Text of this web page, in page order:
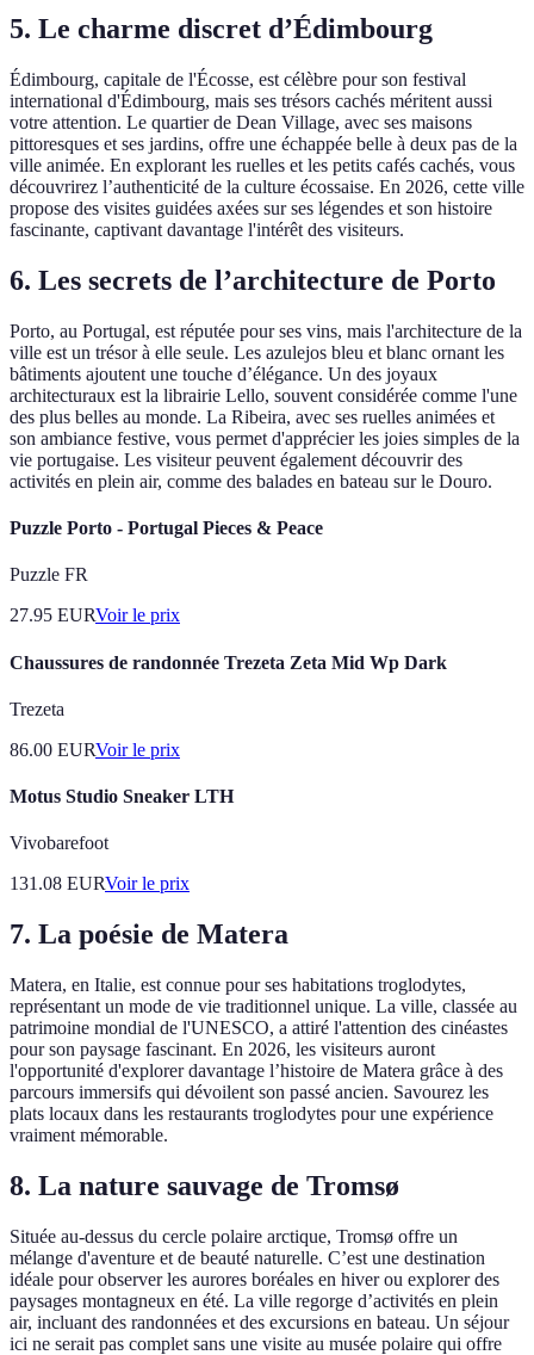
5. Le charme discret d’Édimbourg
Édimbourg, capitale de l'Écosse, est célèbre pour son festival
international d'Édimbourg, mais ses trésors cachés méritent aussi
votre attention. Le quartier de Dean Village, avec ses maisons
pittoresques et ses jardins, offre une échappée belle à deux pas de la
ville animée. En explorant les ruelles et les petits cafés cachés, vous
découvrirez l’authenticité de la culture écossaise. En 2026, cette ville
propose des visites guidées axées sur ses légendes et son histoire
fascinante, captivant davantage l'intérêt des visiteurs.
6. Les secrets de l’architecture de Porto
Porto, au Portugal, est réputée pour ses vins, mais l'architecture de la
ville est un trésor à elle seule. Les azulejos bleu et blanc ornant les
bâtiments ajoutent une touche d’élégance. Un des joyaux
architecturaux est la librairie Lello, souvent considérée comme l'une
des plus belles au monde. La Ribeira, avec ses ruelles animées et
son ambiance festive, vous permet d'apprécier les joies simples de la
vie portugaise. Les visiteur peuvent également découvrir des
activités en plein air, comme des balades en bateau sur le Douro.
Puzzle Porto - Portugal Pieces & Peace
Puzzle FR
27.95 EURVoir le prix
Chaussures de randonnée Trezeta Zeta Mid Wp Dark
Trezeta
86.00 EURVoir le prix
Motus Studio Sneaker LTH
Vivobarefoot
131.08 EURVoir le prix
7. La poésie de Matera
Matera, en Italie, est connue pour ses habitations troglodytes,
représentant un mode de vie traditionnel unique. La ville, classée au
patrimoine mondial de l'UNESCO, a attiré l'attention des cinéastes
pour son paysage fascinant. En 2026, les visiteurs auront
l'opportunité d'explorer davantage l’histoire de Matera grâce à des
parcours immersifs qui dévoilent son passé ancien. Savourez les
plats locaux dans les restaurants troglodytes pour une expérience
vraiment mémorable.
8. La nature sauvage de Tromsø
Située au-dessus du cercle polaire arctique, Tromsø offre un
mélange d'aventure et de beauté naturelle. C’est une destination
idéale pour observer les aurores boréales en hiver ou explorer des
paysages montagneux en été. La ville regorge d’activités en plein
air, incluant des randonnées et des excursions en bateau. Un séjour
ici ne serait pas complet sans une visite au musée polaire qui offre